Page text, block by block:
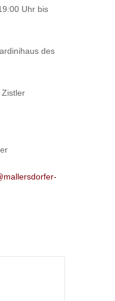
Uhr bis
des
Zistler